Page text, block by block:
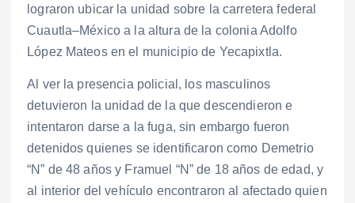
lograron ubicar la unidad sobre la carretera federal
Cuautla–México a la altura de la colonia Adolfo
López Mateos en el municipio de Yecapixtla.
Al ver la presencia policial, los masculinos
detuvieron la unidad de la que descendieron e
intentaron darse a la fuga, sin embargo fueron
detenidos quienes se identificaron como Demetrio
“N” de 48 años y Framuel “N” de 18 años de edad, y
al interior del vehículo encontraron al afectado quien